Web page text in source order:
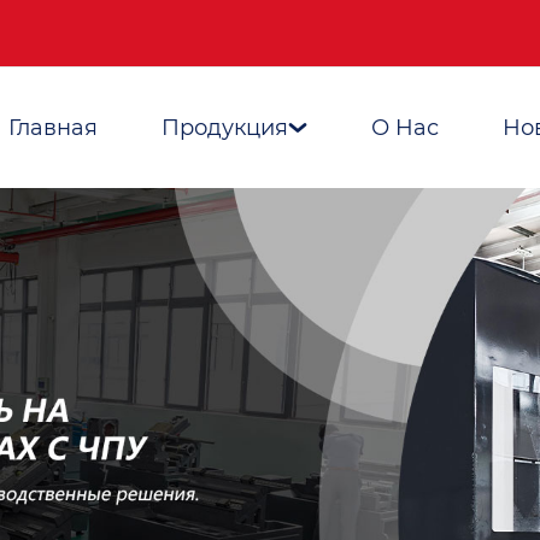
Главная Продукция О Hас